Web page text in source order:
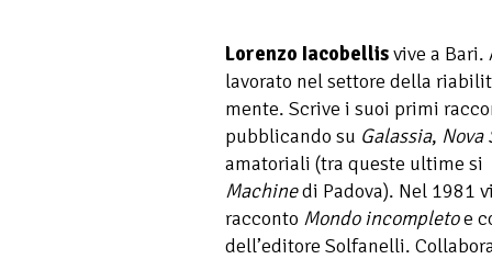
Lorenzo Iacobellisvive a
lavorato nel settore della
mente. Scrive i suoi primi
pubblicando su Galassia, Nova
amatoriali (tra queste ultime
Machinedi Padova). Nel 1981
racconto Mondo incompletoe
dell’editore Solfanelli.